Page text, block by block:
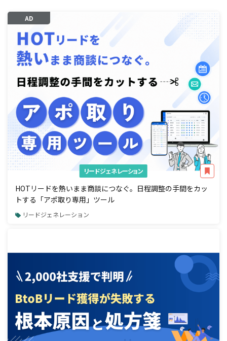
AD
リードジェネレーション
HOTリードを熱いまま商談につなぐ。日程調整の手間をカッ
トする「アポ取り専用」ツール
リードジェネレーション